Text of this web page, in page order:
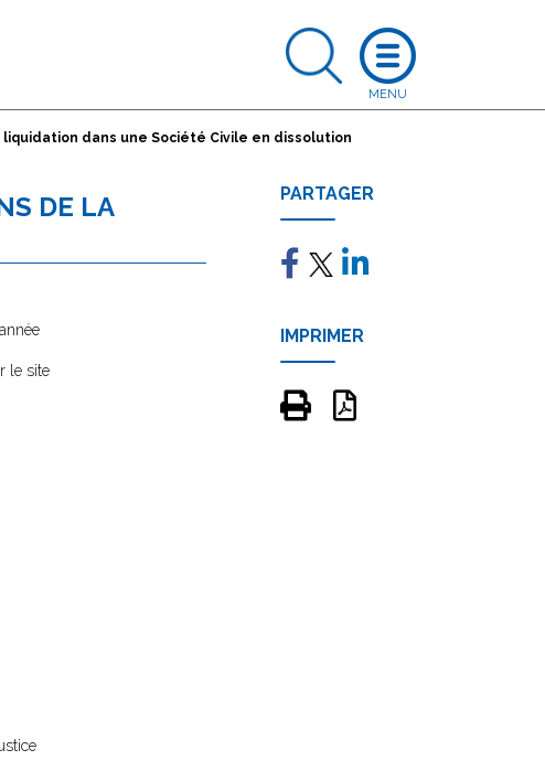
dans une Société Civile en dissolution
DE LA
le site
PARTAGER
IMPRIMER